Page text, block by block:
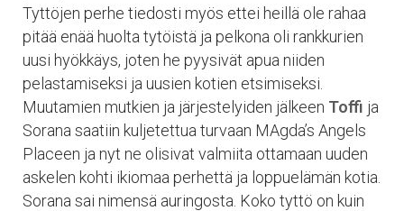
Tyttöjen perhe tiedosti myös ettei heillä ole rahaa
pitää enää huolta tytöistä ja pelkona oli rankkurien
uusi hyökkäys, joten he pyysivät apua niiden
pelastamiseksi ja uusien kotien etsimiseksi.
Muutamien mutkien ja järjestelyiden jälkeen Toffi ja
Sorana saatiin kuljetettua turvaan MAgda’s Angels
Placeen ja nyt ne olisivat valmiita ottamaan uuden
askelen kohti ikiomaa perhettä ja loppuelämän kotia.
Sorana sai nimensä auringosta. Koko tyttö on kuin